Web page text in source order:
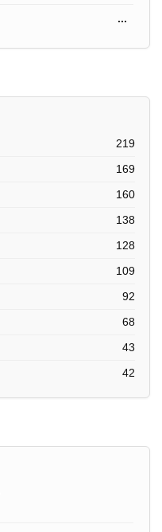
...
219
169
160
138
128
109
92
68
43
42